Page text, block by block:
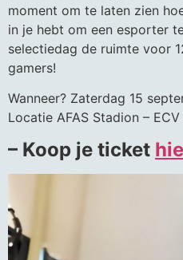
moment om te laten zien
in je hebt om een esporter
selectiedag de ruimte voor
gamers!
Wanneer? Zaterdag 15
Locatie AFAS Stadion –
– Koop je ticket